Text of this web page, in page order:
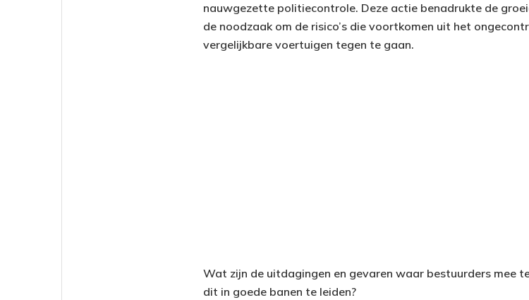
nauwgezette politiecontrole. Deze actie benadrukte de
de noodzaak om de risico’s die voortkomen uit het
vergelijkbare voertuigen tegen te gaan.
Wat zijn de uitdagingen en gevaren waar bestuurders mee
dit in goede banen te leiden?